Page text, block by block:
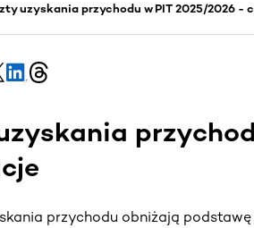
uzyskania przychodu w PIT 2025/2026 -
przychodu obniżają